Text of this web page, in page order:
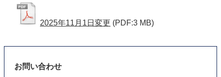
2025年11月1日変更 (PDF:3 MB)
お問い合わせ